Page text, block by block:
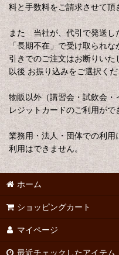
料と手数料をご請求させて頂
また 当社が、代引で発送し
「長期不在」で受け取られ
引きでのご注文はお断りい
以後 お振り込みをご選択くだ
物販以外（講習会・試飲会
レジットカードのご利用がで
業務用・法人・団体での利
利用はできません。
ホーム
ショッピングカート
マイページ
最近チェックしたアイテム